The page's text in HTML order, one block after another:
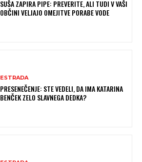
SUŠA ZAPIRA PIPE: PREVERITE, ALI TUDI V VAŠI
OBČINI VELJAJO OMEJITVE PORABE VODE
ESTRADA
PRESENEČENJE: STE VEDELI, DA IMA KATARINA
BENČEK ZELO SLAVNEGA DEDKA?